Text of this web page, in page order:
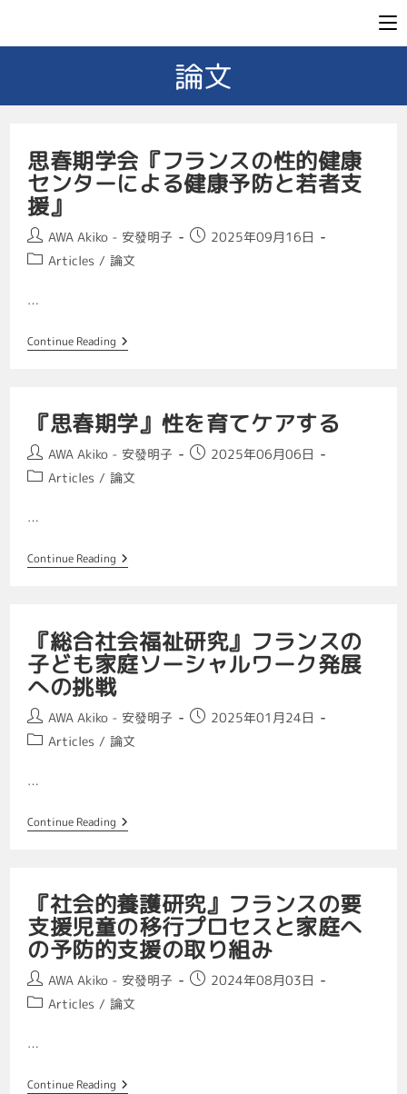
論文
思春期学会『フランスの性的健康
センターによる健康予防と若者支
援』
AWA Akiko - 安發明子
2025年09月16日
Articles / 論文
…
Continue Reading
『思春期学』性を育てケアする
AWA Akiko - 安發明子
2025年06月06日
Articles / 論文
…
Continue Reading
『総合社会福祉研究』フランスの
子ども家庭ソーシャルワーク発展
への挑戦
AWA Akiko - 安發明子
2025年01月24日
Articles / 論文
…
Continue Reading
『社会的養護研究』フランスの要
支援児童の移行プロセスと家庭へ
の予防的支援の取り組み
AWA Akiko - 安發明子
2024年08月03日
Articles / 論文
…
Continue Reading